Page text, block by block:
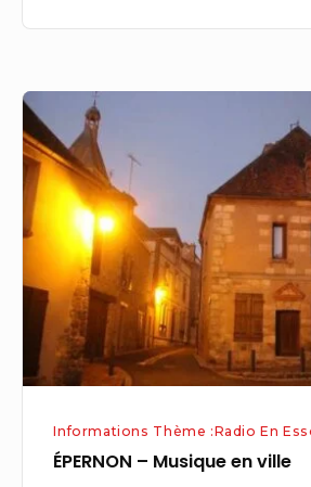
ÉPERNON
–
Musique
en
ville
Informations Thème :Radio En
ÉPERNON – Musique en ville